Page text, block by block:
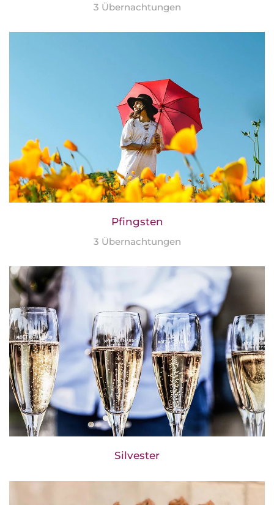
3 Übernachtungen
Pfingsten
3 Übernachtungen
Silvester